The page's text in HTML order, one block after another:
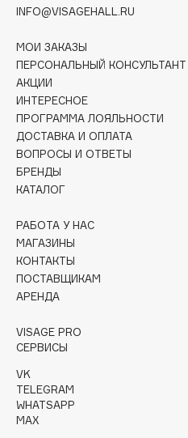
Clive Christian
Collagenina
Consly
Corimo
CosRX
Cottolina
Crescina
Cunzite
D
d'Alba
DABO
DARLING*
Darphin
Davines
Deonica
INFO@VISAGEHALL.RU
МОИ ЗАКАЗЫ
ПЕРСОНАЛЬНЫЙ КОНСУЛЬТАНТ
АКЦИИ
ИНТЕРЕСНОЕ
ПРОГРАММА ЛОЯЛЬНОСТИ
ДОСТАВКА И ОПЛАТА
ВОПРОСЫ И ОТВЕТЫ
БРЕНДЫ
КАТАЛОГ
РАБОТА У НАС
МАГАЗИНЫ
КОНТАКТЫ
ПОСТАВЩИКАМ
АРЕНДА
VISAGE PRO
СЕРВИСЫ
VK
TELEGRAM
WHATSAPP
MAX